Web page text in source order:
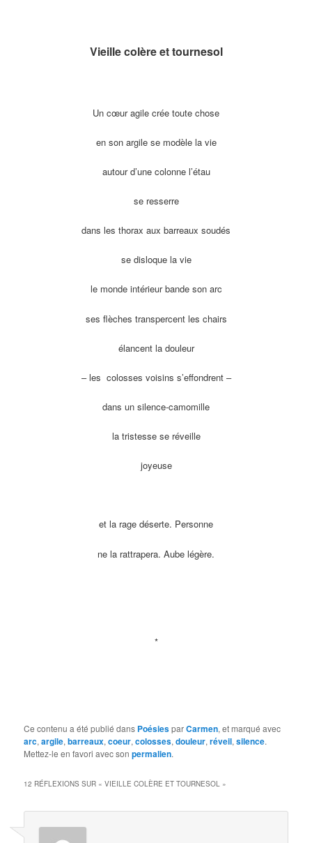
Vieille colère et tournesol
Un cœur agile crée toute chose
en son argile se modèle la vie
autour d’une colonne l’étau
se resserre
dans les thorax aux barreaux soudés
se disloque la vie
le monde intérieur bande son arc
ses flèches transpercent les chairs
élancent la douleur
– les colosses voisins s’effondrent –
dans un silence-camomille
la tristesse se réveille
joyeuse
et la rage déserte. Personne
ne la rattrapera. Aube légère.
*
Ce contenu a été publié dans PoésiesparCarmen, et marqué avec
arc,argile,barreaux,coeur,colosses,douleur,réveil,silence.
Mettez-le en favori avec sonpermalien.
12 RÉFLEXIONS SUR «VIEILLE COLÈRE ET TOURNESOL »